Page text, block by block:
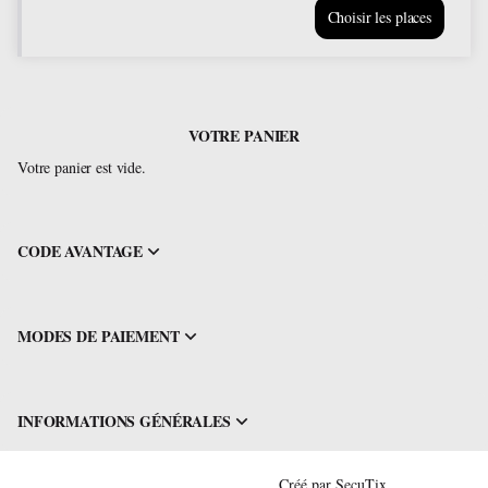
Choisir les places
Homenatge
VOTRE PANIER
Votre panier est vide.
CODE AVANTAGE
MODES DE PAIEMENT
INFORMATIONS GÉNÉRALES